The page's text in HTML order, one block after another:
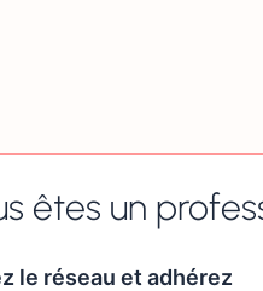
êtes un
le réseau et adhérez